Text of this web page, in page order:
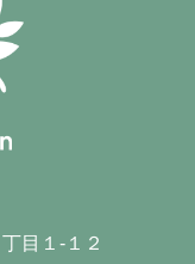
目１-１２